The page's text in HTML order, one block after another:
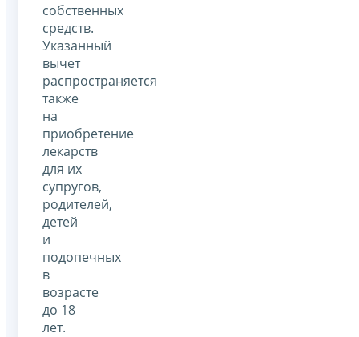
собственных
средств.
Указанный
вычет
распространяется
также
на
приобретение
лекарств
для их
супругов,
родителей,
детей
и
подопечных
в
возрасте
до 18
лет.